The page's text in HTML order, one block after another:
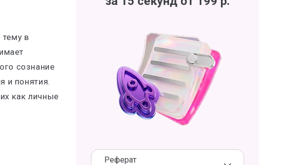
в
сознание
и понятия.
как личные
Реферат